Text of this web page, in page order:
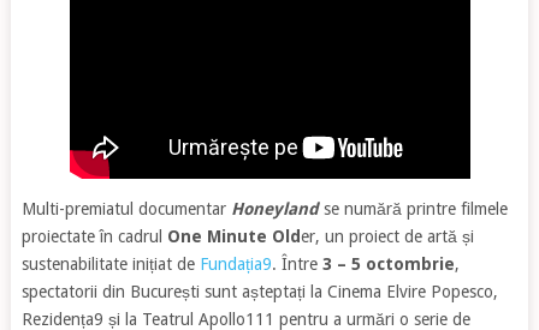
Multi-premiatul documentar Honeylandse numără printre filmele
proiectate în cadrul One Minute Older, un proiect de artă și
sustenabilitate inițiat de Fundația9. Între 3 – 5 octombrie,
spectatorii din București sunt așteptați la Cinema Elvire Popesco,
Rezidența9 și la Teatrul Apollo111 pentru a urmări o serie de